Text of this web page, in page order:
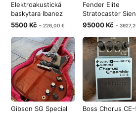
Elektroakustická
baskytara Ibanez
AEB8E Black
5500 Kč ~ 226,00 €
Fender Elite
Stratocaster
Burst USA 19
95000 Kč ~
Gibson SG Special
Boss Chorus CE-